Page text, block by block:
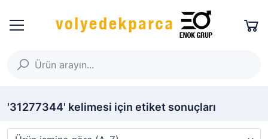
'31277344' kelimesi için etiket sonuçları